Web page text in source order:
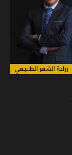
زراعة الشعر الطبيعي